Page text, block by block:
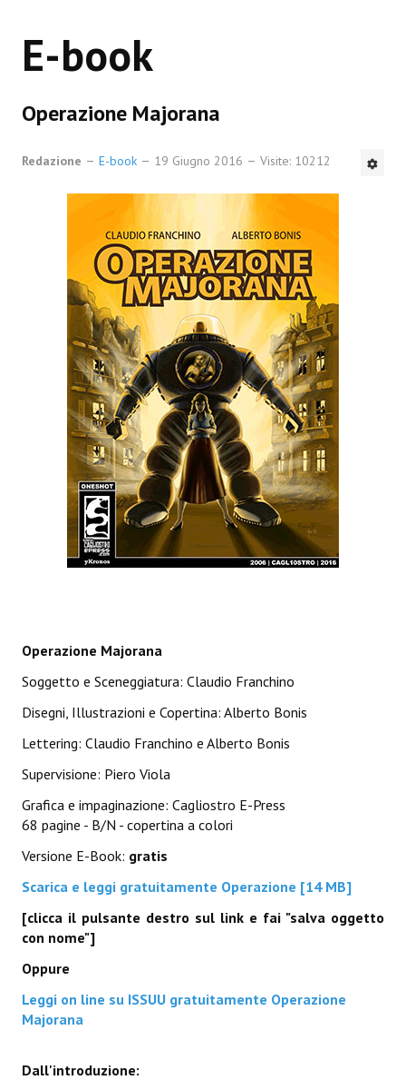
BOARD
Contest
Spazio Cagliostro@Lucca 2014
Spazio Cagliostro@Lucca 2015
Spazio Cagliostro@Lucca 2016
Spazio Cagliostro@Lucca 2017
Casa Cagliostro@Lucca2018
#baseLUna@Lucca 2019
PUBBLICAZIONI
Fumetti
Gli Albi di Occidente
I Classici del Fumetto Indipendente
mYthoS
Prisma
PTP
yKronos
American Milestone
Spaghetti Western
Riviste e Speciali
Talkink
E-book
Operazione Majorana
Redazione E-book 19 Giugno 2016 Visite: 10212
Operazione Majorana
Soggetto e Sceneggiatura: Claudio Franchino
Disegni, Illustrazioni e Copertina: Alberto Bonis
Lettering: Claudio Franchino e Alberto Bonis
Supervisione: Piero Viola
Grafica e impaginazione: Cagliostro E-Press
68 pagine - B/N - copertina a colori
Versione E-Book: gratis
Scarica e leggi gratuitamente Operazione [14 MB]
[clicca il pulsante destro sul link e fai "salva oggetto
con nome"]
Oppure
Leggi on line su ISSUU gratuitamente Operazione
Majorana
Dall'introduzione: